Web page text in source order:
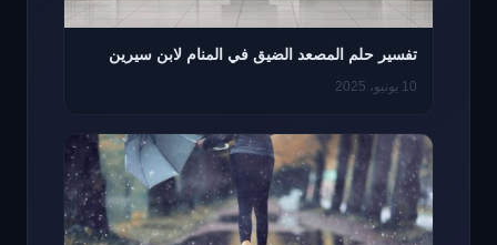
تفسير حلم المصعد الضيق في المنام لابن سيرين
10 يونيو، 2025